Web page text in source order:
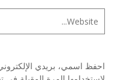
احفظ اسمي، بريدي